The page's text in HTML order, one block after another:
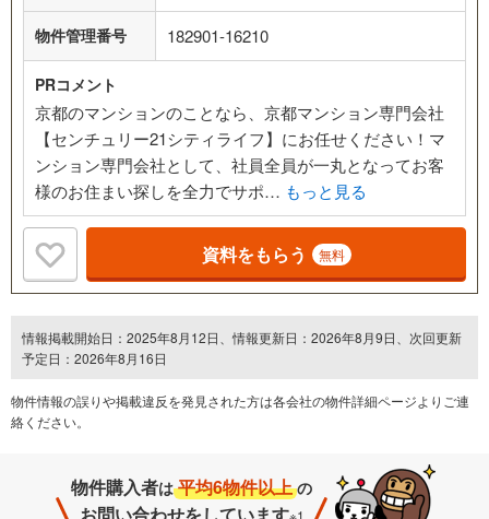
物件管理番号 182901-16210
PRコメント
京都のマンションのことなら、京都マンション専門会社
【センチュリー21シティライフ】にお任せください！マ
ンション専門会社として、社員全員が一丸となってお客
様のお住まい探しを全力でサポ… もっと見る
資料をもらう 無料
情報掲載開始日：2025年8月12日、情報更新日：2026年8月9日、次回更新
予定日：2026年8月16日
物件情報の誤りや掲載違反を発⾒された方は各会社の物件詳細ページよりご連
絡ください。
物件購入者は 平均6物件以上 の
※1